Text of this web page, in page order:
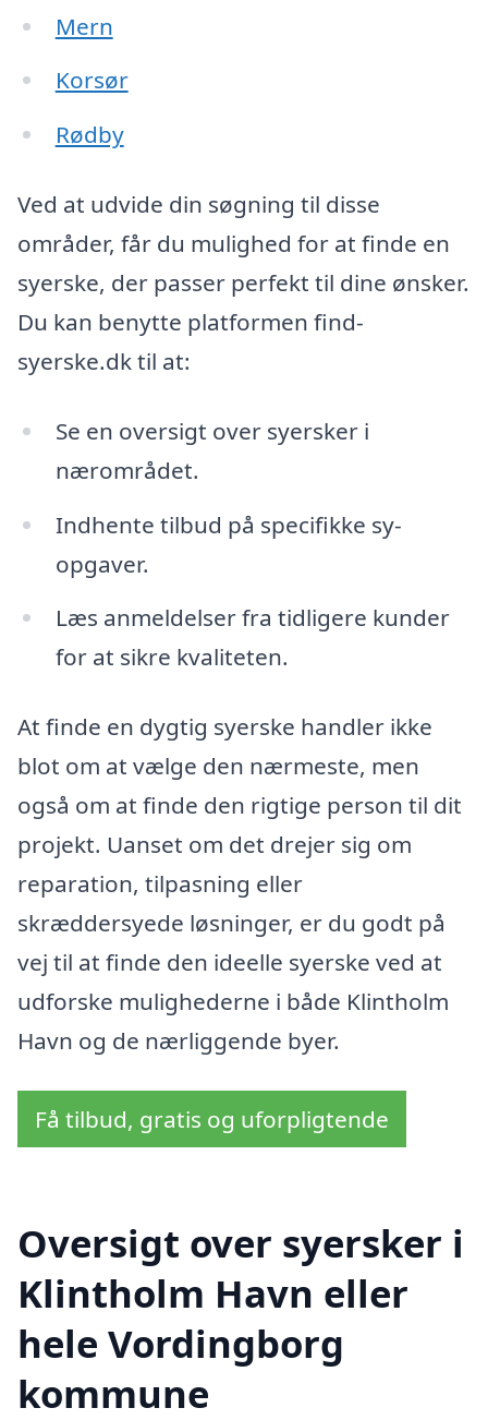
Mern
Korsør
Rødby
Ved at udvide din søgning til disse
områder, får du mulighed for at finde en
syerske, der passer perfekt til dine ønsker.
Du kan benytte platformen find-
syerske.dk til at:
Se en oversigt over syersker i
nærområdet.
Indhente tilbud på specifikke sy-
opgaver.
Læs anmeldelser fra tidligere kunder
for at sikre kvaliteten.
At finde en dygtig syerske handler ikke
blot om at vælge den nærmeste, men
også om at finde den rigtige person til dit
projekt. Uanset om det drejer sig om
reparation, tilpasning eller
skræddersyede løsninger, er du godt på
vej til at finde den ideelle syerske ved at
udforske mulighederne i både Klintholm
Havn og de nærliggende byer.
Få tilbud, gratis og uforpligtende
Oversigt over syersker i
Klintholm Havn eller
hele Vordingborg
kommune